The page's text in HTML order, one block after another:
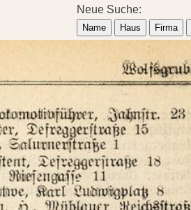
Neue Suche:
Name Haus Firma